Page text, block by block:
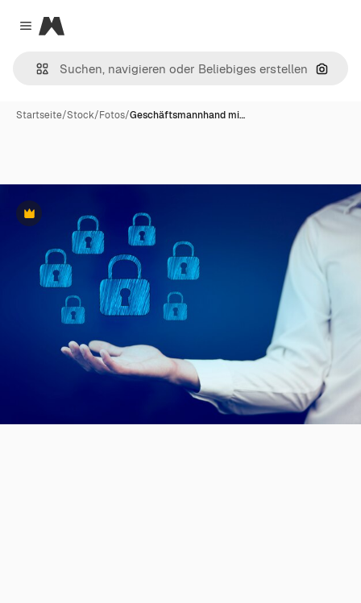
Close menu
Magnific
Nach
Startseite/Stock/Fotos/Geschäftsmannhand mi…
Premium